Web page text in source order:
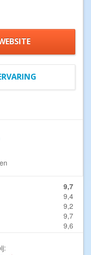
9,7
9,4
9,2
9,7
9,6